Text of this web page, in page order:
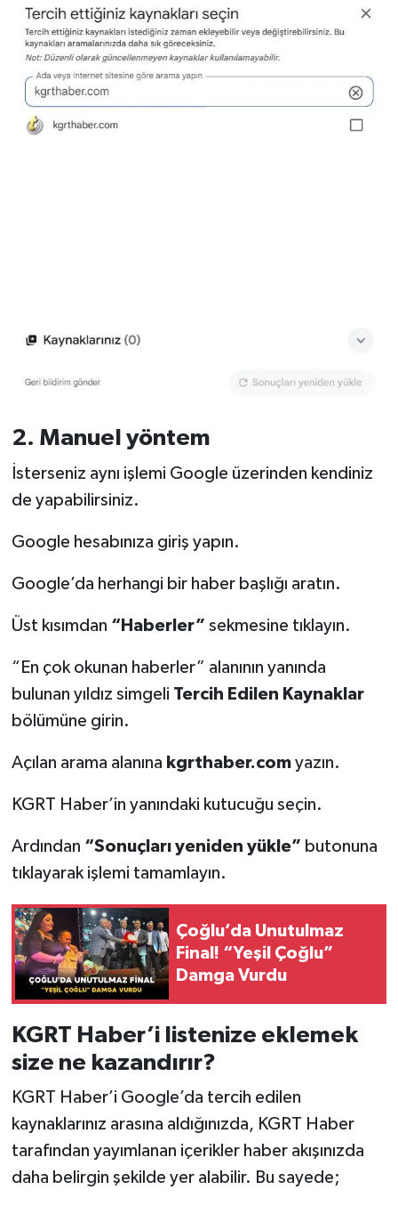
2. Manuel yöntem
İsterseniz aynı işlemi Google üzerinden kendiniz
de yapabilirsiniz.
Google hesabınıza giriş yapın.
Google’da herhangi bir haber başlığı aratın.
Üst kısımdan “Haberler” sekmesine tıklayın.
“En çok okunan haberler” alanının yanında
bulunan yıldız simgeli Tercih Edilen Kaynaklar
bölümüne girin.
Açılan arama alanına kgrthaber.comyazın.
KGRT Haber’in yanındaki kutucuğu seçin.
Ardından “Sonuçları yeniden yükle” butonuna
tıklayarak işlemi tamamlayın.
Çoğlu’da Unutulmaz
Final! “Yeşil Çoğlu”
Damga Vurdu
KGRT Haber’i listenize eklemek
size ne kazandırır?
KGRT Haber’i Google’da tercih edilen
kaynaklarınız arasına aldığınızda, KGRT Haber
tarafından yayımlanan içerikler haber akışınızda
daha belirgin şekilde yer alabilir. Bu sayede;